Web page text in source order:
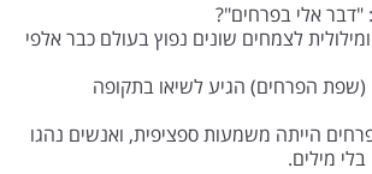
"דבר אלי בפרחים"?
לצמחים שונים נפוץ בעולם כבר אלפי
(שפת הפרחים) הגיע לשיאו בתקופה
הייתה משמעות ספציפית, ואנשים נהגו
מילים.